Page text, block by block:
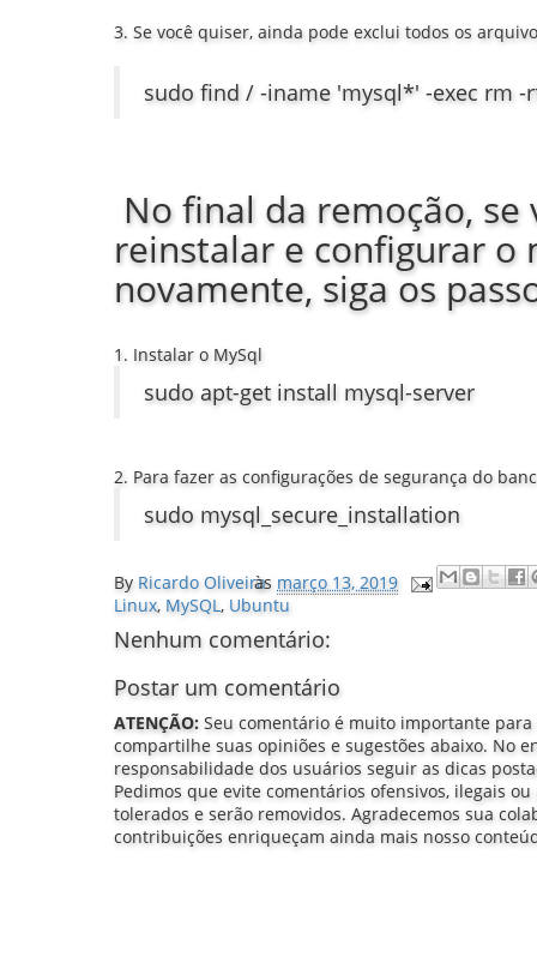
3. Se você quiser, ainda pode exclui todos os
sudo find / -iname 'mysql*' -exec rm -
No final da remoção, se
reinstalar e configurar o
novamente, siga os
1. Instalar o MySql
sudo apt-get install mysql-server
2. Para fazer as configurações de segurança do
sudo mysql_secure_installation
By Ricardo Oliveira
às março 13, 2019
Linux, MySQL, Ubuntu
Nenhum comentário:
Postar um comentário
ATENÇÃO: Seu comentário é muito importante para
compartilhe suas opiniões e sugestões abaixo. No
responsabilidade dos usuários seguir as dicas
Pedimos que evite comentários ofensivos, ilegais
tolerados e serão removidos. Agradecemos sua
contribuições enriqueçam ainda mais nosso